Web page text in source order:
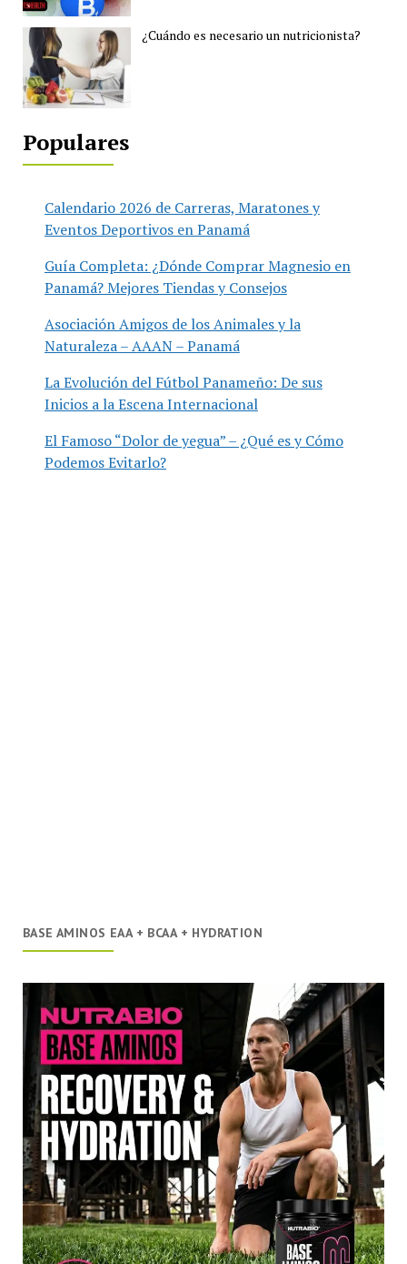
¿Cuándo es necesario un nutricionista?
Populares
Calendario 2026 de Carreras, Maratones y
Eventos Deportivos en Panamá
Guía Completa: ¿Dónde Comprar Magnesio en
Panamá? Mejores Tiendas y Consejos
Asociación Amigos de los Animales y la
Naturaleza – AAAN – Panamá
La Evolución del Fútbol Panameño: De sus
Inicios a la Escena Internacional
El Famoso “Dolor de yegua” – ¿Qué es y Cómo
Podemos Evitarlo?
BASE AMINOS EAA + BCAA + HYDRATION